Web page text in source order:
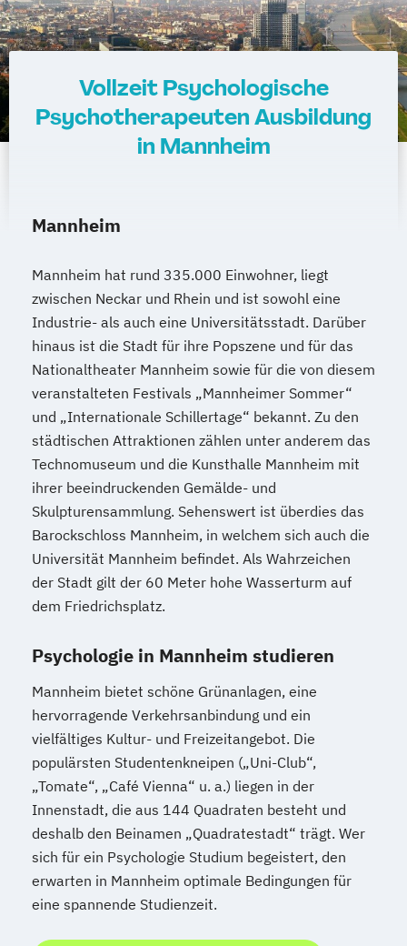
Vollzeit Psychologische
Psychotherapeuten Ausbildung
in Mannheim
Mannheim
Mannheim hat rund 335.000 Einwohner, liegt
zwischen Neckar und Rhein und ist sowohl eine
Industrie- als auch eine Universitätsstadt. Darüber
hinaus ist die Stadt für ihre Popszene und für das
Nationaltheater Mannheim sowie für die von diesem
veranstalteten Festivals „Mannheimer Sommer“
und „Internationale Schillertage“ bekannt. Zu den
städtischen Attraktionen zählen unter anderem das
Technomuseum und die Kunsthalle Mannheim mit
ihrer beeindruckenden Gemälde- und
Skulpturensammlung. Sehenswert ist überdies das
Barockschloss Mannheim, in welchem sich auch die
Universität Mannheim befindet. Als Wahrzeichen
der Stadt gilt der 60 Meter hohe Wasserturm auf
dem Friedrichsplatz.
Psychologie in Mannheim studieren
Mannheim bietet schöne Grünanlagen, eine
hervorragende Verkehrsanbindung und ein
vielfältiges Kultur- und Freizeitangebot. Die
populärsten Studentenkneipen („Uni-Club“,
„Tomate“, „Café Vienna“ u. a.) liegen in der
Innenstadt, die aus 144 Quadraten besteht und
deshalb den Beinamen „Quadratestadt“ trägt. Wer
sich für ein Psychologie Studium begeistert, den
erwarten in Mannheim optimale Bedingungen für
eine spannende Studienzeit.